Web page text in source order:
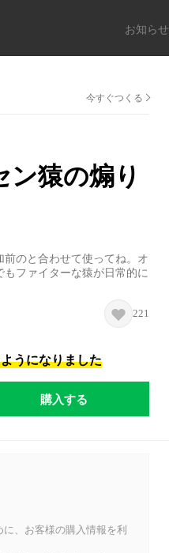
お知らせ
今すぐつくる
ン猿の煽り
のと合わせて使ってね。オ
ファイターな猿が日常的に
221
うになりました
購入する
、お客様の購入情報を利